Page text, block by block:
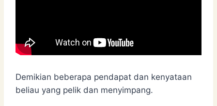
Demikian beberapa pendapat dan kenyataan
beliau yang pelik dan menyimpang.